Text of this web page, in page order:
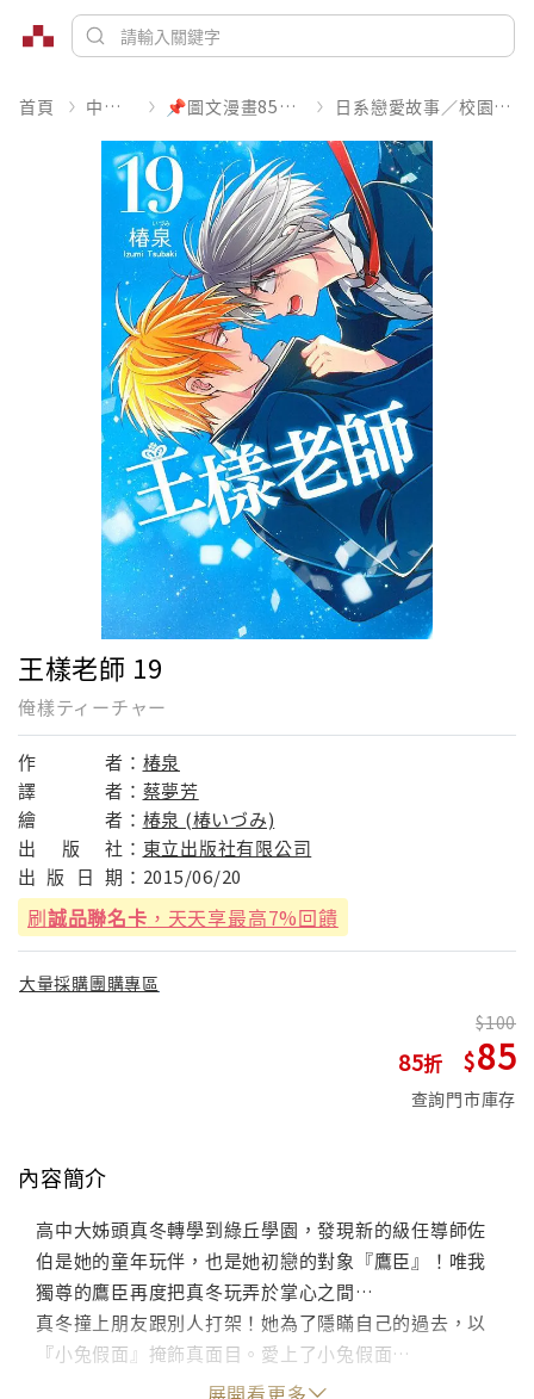
首頁 中文書 📌圖文漫畫85折起 日系戀愛故事／校園青春
王樣老師 19
俺樣ティーチャー
作 者： 椿泉
譯
者： 蔡夢芳
繪
者： 椿泉 (椿いづみ)
出
版 社： 東立出版社有限公司
出 版 日 期： 2015/06/20
刷誠品聯名卡 ，天天享最高7%回饋
大量採購團購專區
85
100
85
查詢門市庫存
內容簡介
高中大姊頭真冬轉學到綠丘學園，發現新的級任導師佐
伯是她的童年玩伴，也是她初戀的對象『鷹臣』！唯我
獨尊的鷹臣再度把真冬玩弄於掌心之間…
真冬撞上朋友跟別人打架！她為了隱瞞自己的過去，以
『小兔假面』掩飾真面目。愛上了小兔假面…
展開看更多